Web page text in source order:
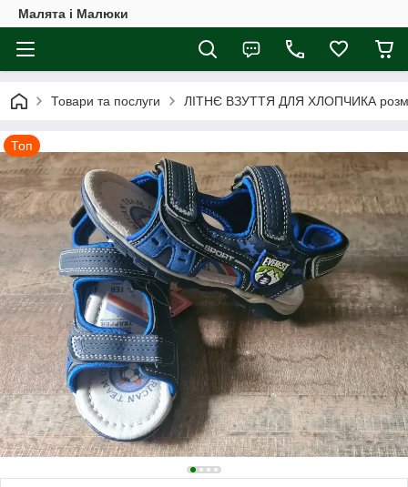
Малята і Малюки
Товари та послуги ЛІТНЄ ВЗУТТЯ ДЛЯ ХЛОПЧИКА
Топ